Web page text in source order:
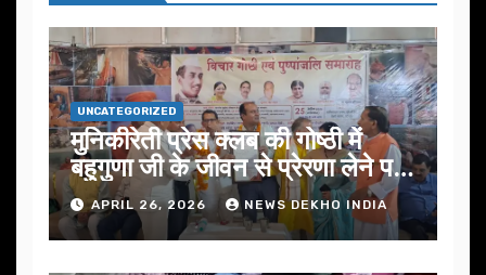
UNCATEGORIZED
मुनिकीरेती प्रेस क्लब की गोष्ठी में
बहुगुणा जी के जीवन से प्रेरणा लेने पर
जोरAPRIL 26, 2026 NEWS DEKHO INDIA